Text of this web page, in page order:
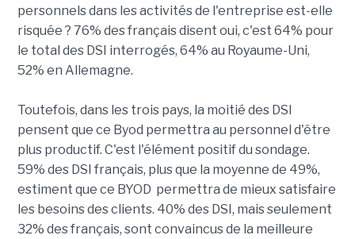
personnels dans les activités de l'entreprise est-elle
risquée ? 76% des français disent oui, c'est 64% pour
le total des DSI interrogés, 64% au Royaume-Uni,
52% en Allemagne.
Toutefois, dans les trois pays, la moitié des DSI
pensent que ce Byod permettra au personnel d'être
plus productif. C'est l'élément positif du sondage.
59% des DSI français, plus que la moyenne de 49%,
estiment que ce BYOD permettra de mieux satisfaire
les besoins des clients. 40% des DSI, mais seulement
32% des français, sont convaincus de la meilleure